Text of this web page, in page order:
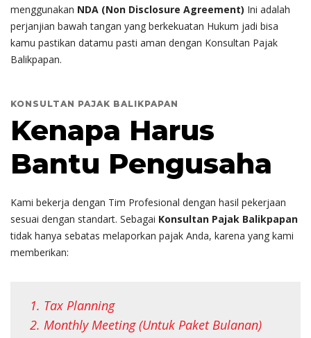
menggunakan NDA (Non Disclosure Agreement) Ini adalah
perjanjian bawah tangan yang berkekuatan Hukum jadi bisa
kamu pastikan datamu pasti aman dengan Konsultan Pajak
Balikpapan.
KONSULTAN PAJAK BALIKPAPAN
Kenapa Harus
Bantu Pengusaha
Kami bekerja dengan Tim Profesional dengan hasil pekerjaan
sesuai dengan standart. Sebagai Konsultan Pajak Balikpapan
tidak hanya sebatas melaporkan pajak Anda, karena yang kami
memberikan:
Tax Planning
Monthly Meeting (Untuk Paket Bulanan)